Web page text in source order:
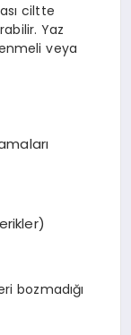
ciltte
Yaz
veya
bozmadığı